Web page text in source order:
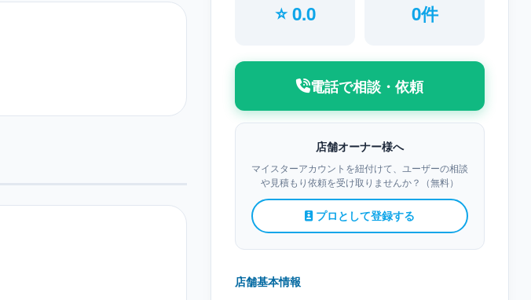
⭐ 0.0 0件
電話で相談・依頼
店舗オーナー様へ
マイスターアカウントを紐付けて、ユーザーの相談
や見積もり依頼を受け取りませんか？（無料）
プロとして登録する
店舗基本情報